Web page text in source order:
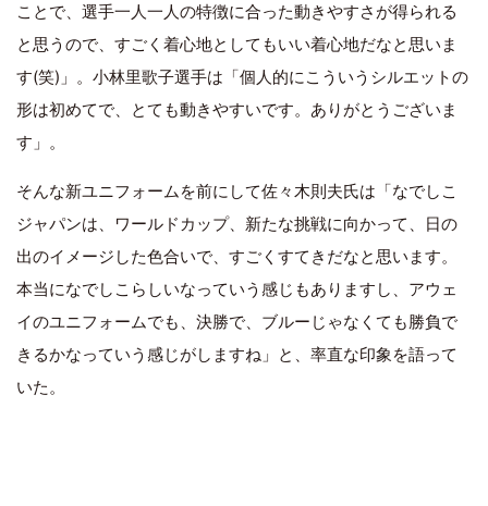
ことで、選手一人一人の特徴に合った動きやすさが得られる
と思うので、すごく着心地としてもいい着心地だなと思いま
す(笑)」。小林里歌子選手は「個人的にこういうシルエットの
形は初めてで、とても動きやすいです。ありがとうございま
す」。
そんな新ユニフォームを前にして佐々木則夫氏は「なでしこ
ジャパンは、ワールドカップ、新たな挑戦に向かって、日の
出のイメージした色合いで、すごくすてきだなと思います。
本当になでしこらしいなっていう感じもありますし、アウェ
イのユニフォームでも、決勝で、ブルーじゃなくても勝負で
きるかなっていう感じがしますね」と、率直な印象を語って
いた。